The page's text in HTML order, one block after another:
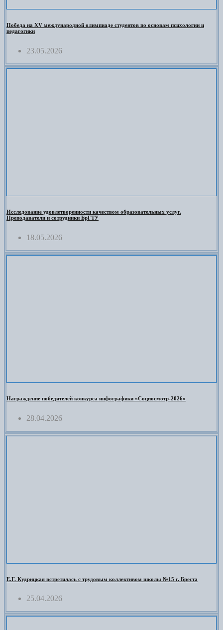
Победа на XV международной олимпиаде студентов по основам психологии и
педагогики
23.05.2026
Исследование удовлетворенности качеством образовательных услуг.
Преподаватели и сотрудники БрГТУ
18.05.2026
Награждение победителей конкурса инфографики «Социосмотр-2026»
28.04.2026
Е.Г. Кудрицкая встретилась с трудовым коллективом школы №15 г. Бреста
25.04.2026